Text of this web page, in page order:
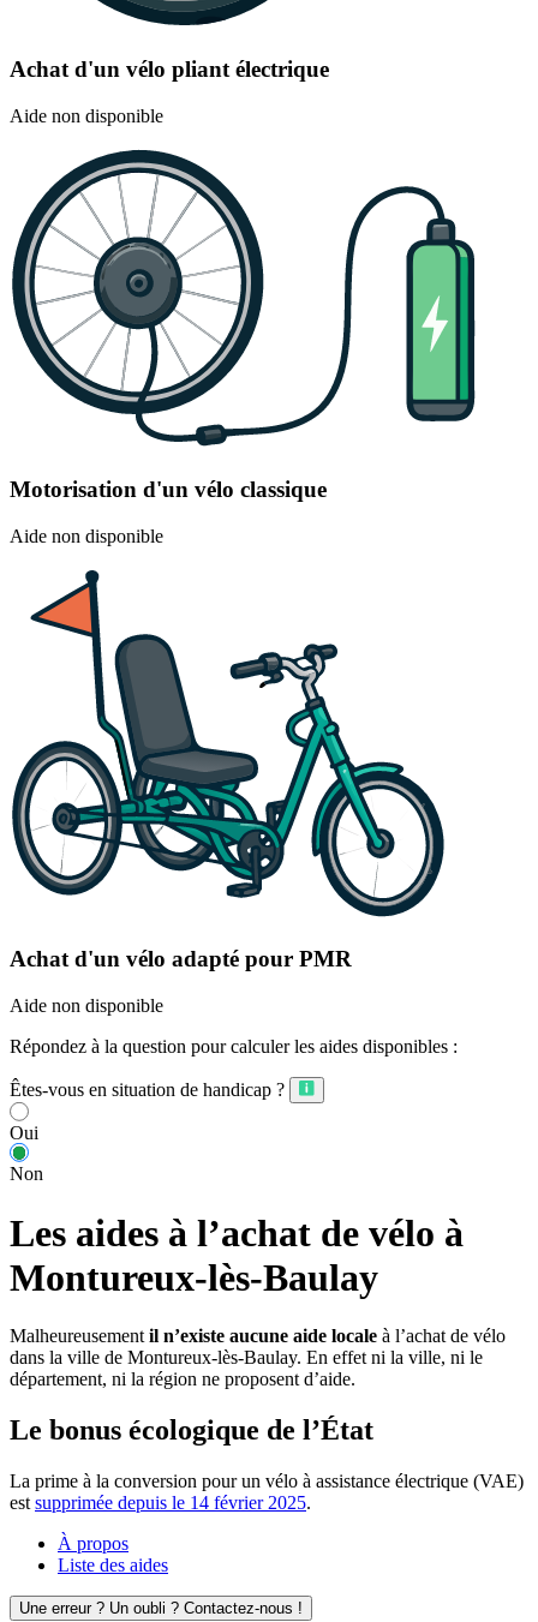
Achat d'un vélo pliant électrique
Aide non disponible
Motorisation d'un vélo classique
Aide non disponible
Achat d'un vélo adapté pour PMR
Aide non disponible
Répondez à la question pour calculer les aides disponibles :
Êtes-vous en situation de handicap ?
Oui
Non
Les aides à l’achat de vélo à
Montureux-lès-Baulay
Malheureusement il n’existe aucune aide locale à l’achat de vélo
dans la ville de Montureux-lès-Baulay. En effet ni la ville, ni le
département, ni la région ne proposent d’aide.
Le bonus écologique de l’État
La prime à la conversion pour un vélo à assistance électrique (VAE)
est supprimée depuis le 14 février 2025.
À propos
Liste des aides
Une erreur ? Un oubli ? Contactez-nous !